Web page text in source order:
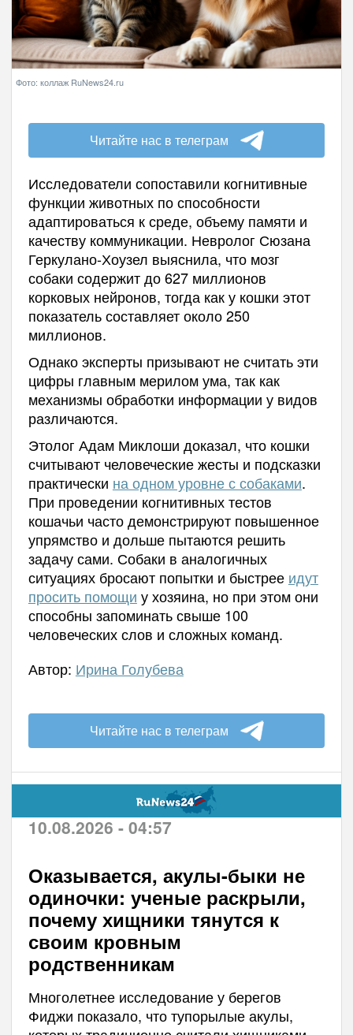
Фото: коллаж RuNews24.ru
Читайте нас в телеграм
Исследователи сопоставили когнитивные
функции животных по способности
адаптироваться к среде, объему памяти и
качеству коммуникации. Невролог Сюзана
Геркулано-Хоузел выяснила, что мозг
собаки содержит до 627 миллионов
корковых нейронов, тогда как у кошки этот
показатель составляет около 250
миллионов.
Однако эксперты призывают не считать эти
цифры главным мерилом ума, так как
механизмы обработки информации у видов
различаются.
Этолог Адам Миклоши доказал, что кошки
считывают человеческие жесты и подсказки
практически на одном уровне с собаками.
При проведении когнитивных тестов
кошачьи часто демонстрируют повышенное
упрямство и дольше пытаются решить
задачу сами. Собаки в аналогичных
ситуациях бросают попытки и быстрее идут
просить помощи у хозяина, но при этом они
способны запоминать свыше 100
человеческих слов и сложных команд.
Автор: Ирина Голубева
Читайте нас в телеграм
10.08.2026 - 04:57
Оказывается, акулы-быки не
одиночки: ученые раскрыли,
почему хищники тянутся к
своим кровным
родственникам
Многолетнее исследование у берегов
Фиджи показало, что тупорылые акулы,